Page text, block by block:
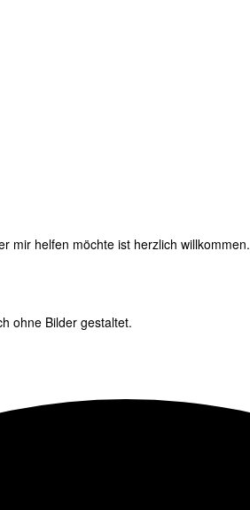
mir helfen möchte ist herzlich willkommen.
ohne Bilder gestaltet.